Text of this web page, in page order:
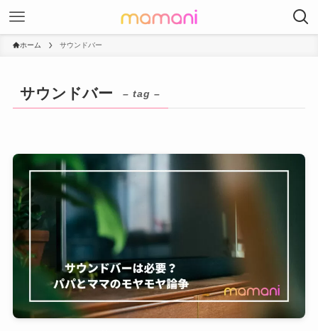
ホーム サウンドバー
サウンドバー – tag –